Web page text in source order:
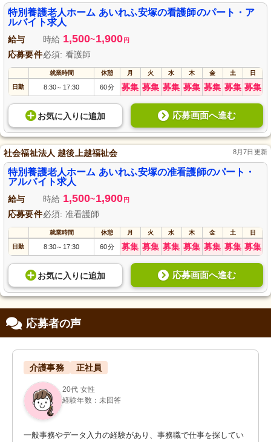
特別養護老人ホーム あいれふ安塚の看護師のパート・ア
ルバイト求人
給与 時給 1,500~1,900 円
応募要件必須: 看護師
就業時間 休憩 月 火 水 木 金 土 日
日勤 8:30～ 17:30 60分 募集 募集 募集 募集 募集 募集 募集
お気に入り に追加 応募画面へ進む
社会福祉法人 越後上越福祉会 8月7日更新
特別養護老人ホーム あいれふ安塚の准看護師のパート・
アルバイト求人
給与 時給 1,500~1,900 円
応募要件必須: 准看護師
就業時間 休憩 月 火 水 木 金 土 日
日勤 8:30～ 17:30 60分 募集 募集 募集 募集 募集 募集 募集
お気に入り に追加 応募画面へ進む
応募者の声
介護事務 正社員
20代 女性
経験年数：未回答
一般事務やデータ入力の経験があり、事務職で仕事を探してい